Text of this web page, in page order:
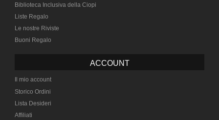
Biblioteca Inclusiva della Ciopi
Liste Regalo
Le nostre Riviste
Buoni Regalo
ACCOUNT
Il mio account
Storico Ordini
Lista Desideri
Affiliati